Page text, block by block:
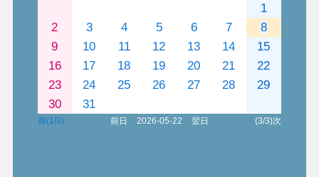
1
2
3 4 5 6 7
8
9
10 11 12 13 14
15
16
17 18 19 20 21
22
23
24 25 26 27 28
29
30
31
前(1/3) 前日 2026-05-22 翌日 (3/3)次